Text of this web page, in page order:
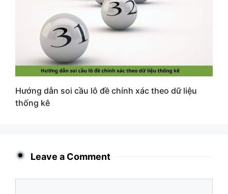
Hướng dẫn soi cầu lô đề chính xác theo dữ liệu
thống kê
Leave a Comment